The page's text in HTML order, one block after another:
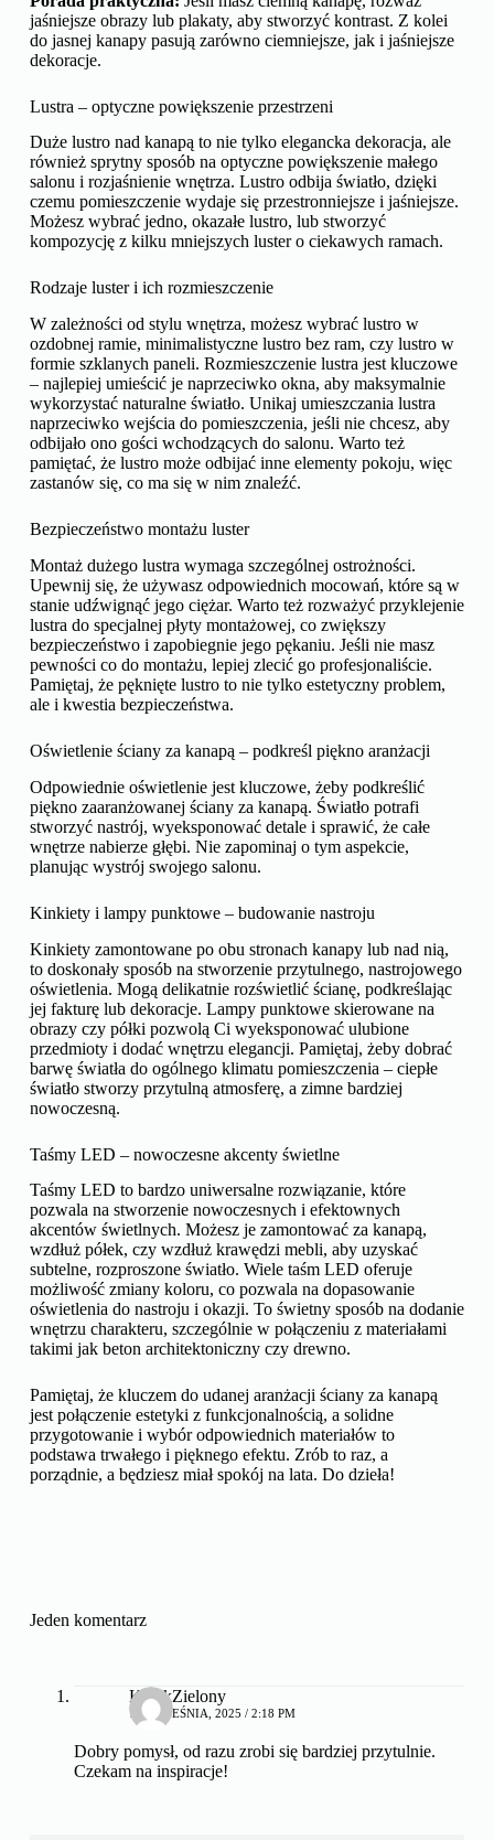
jaśniejsze obrazy lub plakaty, aby stworzyć kontrast. Z kolei
do jasnej kanapy pasują zarówno ciemniejsze, jak i jaśniejsze
dekoracje.
Lustra – optyczne powiększenie przestrzeni
Duże lustro nad kanapą to nie tylko elegancka dekoracja, ale
również sprytny sposób na optyczne powiększenie małego
salonu i rozjaśnienie wnętrza. Lustro odbija światło, dzięki
czemu pomieszczenie wydaje się przestronniejsze i jaśniejsze.
Możesz wybrać jedno, okazałe lustro, lub stworzyć
kompozycję z kilku mniejszych luster o ciekawych ramach.
Rodzaje luster i ich rozmieszczenie
W zależności od stylu wnętrza, możesz wybrać lustro w
ozdobnej ramie, minimalistyczne lustro bez ram, czy lustro w
formie szklanych paneli. Rozmieszczenie lustra jest kluczowe
– najlepiej umieścić je naprzeciwko okna, aby maksymalnie
wykorzystać naturalne światło. Unikaj umieszczania lustra
naprzeciwko wejścia do pomieszczenia, jeśli nie chcesz, aby
odbijało ono gości wchodzących do salonu. Warto też
pamiętać, że lustro może odbijać inne elementy pokoju, więc
zastanów się, co ma się w nim znaleźć.
Bezpieczeństwo montażu luster
Montaż dużego lustra wymaga szczególnej ostrożności.
Upewnij się, że używasz odpowiednich mocowań, które są w
stanie udźwignąć jego ciężar. Warto też rozważyć przyklejenie
lustra do specjalnej płyty montażowej, co zwiększy
bezpieczeństwo i zapobiegnie jego pękaniu. Jeśli nie masz
pewności co do montażu, lepiej zlecić go profesjonaliście.
Pamiętaj, że pęknięte lustro to nie tylko estetyczny problem,
ale i kwestia bezpieczeństwa.
Oświetlenie ściany za kanapą – podkreśl piękno aranżacji
Odpowiednie oświetlenie jest kluczowe, żeby podkreślić
piękno zaaranżowanej ściany za kanapą. Światło potrafi
stworzyć nastrój, wyeksponować detale i sprawić, że całe
wnętrze nabierze głębi. Nie zapominaj o tym aspekcie,
planując wystrój swojego salonu.
Kinkiety i lampy punktowe – budowanie nastroju
Kinkiety zamontowane po obu stronach kanapy lub nad nią,
to doskonały sposób na stworzenie przytulnego, nastrojowego
oświetlenia. Mogą delikatnie rozświetlić ścianę, podkreślając
jej fakturę lub dekoracje. Lampy punktowe skierowane na
obrazy czy półki pozwolą Ci wyeksponować ulubione
przedmioty i dodać wnętrzu elegancji. Pamiętaj, żeby dobrać
barwę światła do ogólnego klimatu pomieszczenia – ciepłe
światło stworzy przytulną atmosferę, a zimne bardziej
nowoczesną.
Taśmy LED – nowoczesne akcenty świetlne
Taśmy LED to bardzo uniwersalne rozwiązanie, które
pozwala na stworzenie nowoczesnych i efektownych
akcentów świetlnych. Możesz je zamontować za kanapą,
wzdłuż półek, czy wzdłuż krawędzi mebli, aby uzyskać
subtelne, rozproszone światło. Wiele taśm LED oferuje
możliwość zmiany koloru, co pozwala na dopasowanie
oświetlenia do nastroju i okazji. To świetny sposób na dodanie
wnętrzu charakteru, szczególnie w połączeniu z materiałami
takimi jak beton architektoniczny czy drewno.
Pamiętaj, że kluczem do udanej aranżacji ściany za kanapą
jest połączenie estetyki z funkcjonalnością, a solidne
przygotowanie i wybór odpowiednich materiałów to
podstawa trwałego i pięknego efektu. Zrób to raz, a
porządnie, a będziesz miał spokój na lata. Do dzieła!
Jeden komentarz
KotekZielony
17 WRZEŚNIA, 2025 / 2:18 PM
Dobry pomysł, od razu zrobi się bardziej przytulnie.
Czekam na inspiracje!